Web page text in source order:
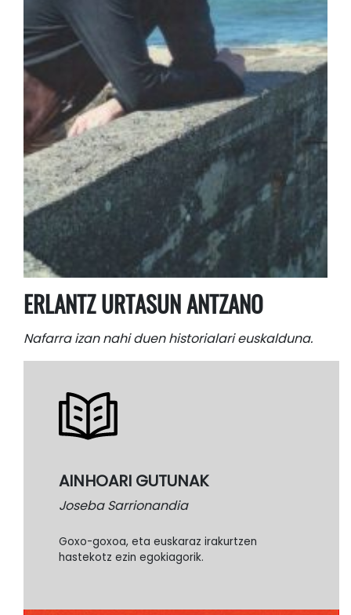
ERLANTZ URTASUN ANTZANO
Nafarra izan nahi duen historialari euskalduna.
AINHOARI GUTUNAK
Joseba Sarrionandia
Goxo-goxoa, eta euskaraz irakurtzen
hastekotz ezin egokiagorik.